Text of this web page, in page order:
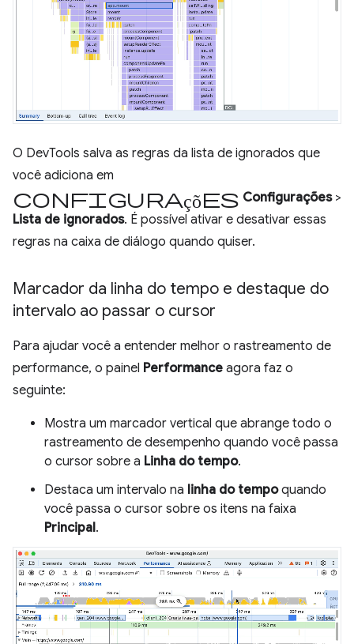
O DevTools salva as regras da lista de ignorados que
você adiciona em
Configurações Configurações>
Lista de ignorados. É possível ativar e desativar essas
regras na caixa de diálogo quando quiser.
Marcador da linha do tempo e destaque do
intervalo ao passar o cursor
Para ajudar você a entender melhor o rastreamento de
performance, o painel Performance agora faz o
seguinte:
Mostra um marcador vertical que abrange todo o
rastreamento de desempenho quando você passa
o cursor sobre a Linha do tempo.
Destaca um intervalo na linha do tempoquando
você passa o cursor sobre os itens na faixa
Principal.